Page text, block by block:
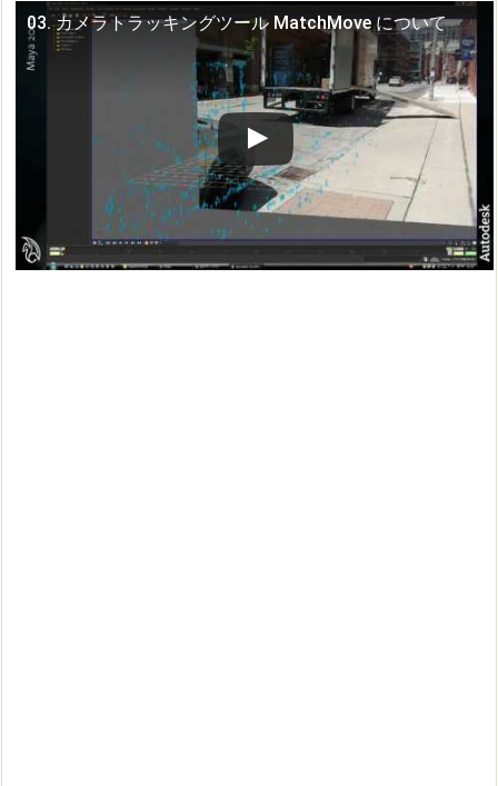
03. カメラトラッキングツール MatchMove について
この動画を YouTube で視聴